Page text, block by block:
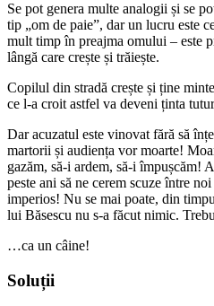
Se pot genera multe analogii și se
tip „om de paie”, dar un lucru este
mult timp în preajma omului – este
lângă care crește și trăiește.
Copilul din stradă crește și ține
ce l-a croit astfel va deveni ținta
Dar acuzatul este vinovat fără să
martorii și audiența vor moarte!
gazăm, să-i ardem, să-i împușcăm!
peste ani să ne cerem scuze între
imperios! Nu se mai poate, din
lui Băsescu nu s-a făcut nimic.
…ca un câine!
Soluții